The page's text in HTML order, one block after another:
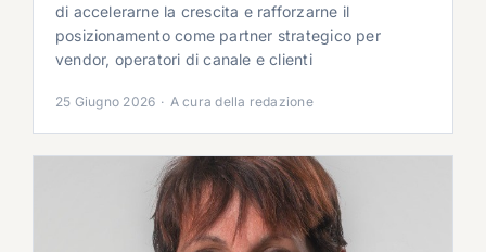
di accelerarne la crescita e rafforzarne il
posizionamento come partner strategico per
vendor, operatori di canale e clienti
25 Giugno 2026 · A cura della redazione